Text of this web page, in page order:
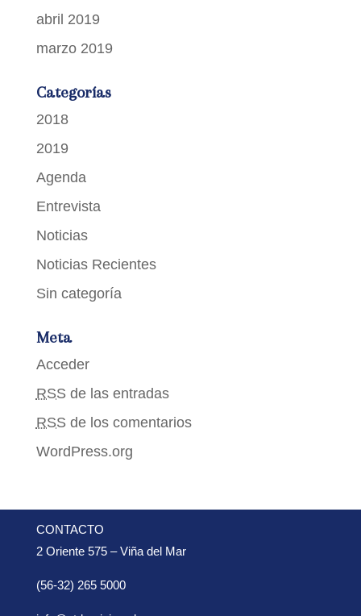
abril 2019
marzo 2019
Categorías
2018
2019
Agenda
Entrevista
Noticias
Noticias Recientes
Sin categoría
Meta
Acceder
RSS de las entradas
RSS de los comentarios
WordPress.org
CONTACTO
2 Oriente 575 – Viña del Mar
(56-32) 265 5000